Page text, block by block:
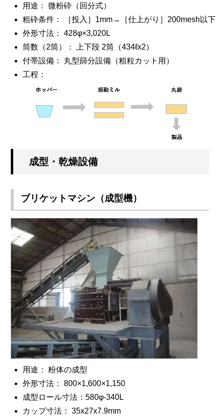
用途： 微粉砕（回分式）
粗砕条件： ［投入］1mm→［仕上がり］200mesh以下
外形寸法： 428φ×3,020L
筒数（2筒）： 上下段 2筒（434ℓx2）
付帯設備： 丸型篩分設備（粗粒カット用）
工程：
成型・乾燥設備
ブリケットマシン（成型機）
用途： 粉体の成型
外形寸法： 800×1,600×1,150
成型ロール寸法：580φ‐340L
カップ寸法： 35x27x7.9mm